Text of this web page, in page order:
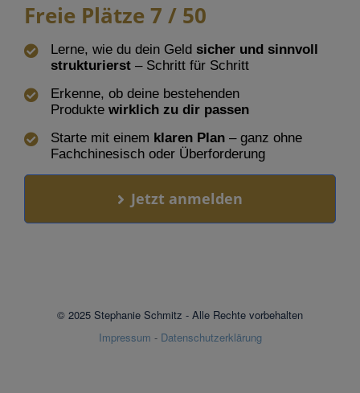
Freie Plätze7 / 50
Lerne, wie du dein Geld sicher und sinnvoll
strukturierst – Schritt für Schritt
Erkenne, ob deine bestehenden
Produkte wirklich zu dir passen
Starte mit einem klaren Plan – ganz ohne
Fachchinesisch oder Überforderung
Jetzt anmelden
© 2025 Stephanie Schmitz - Alle Rechte vorbehalten
Impressum - Datenschutzerklärung